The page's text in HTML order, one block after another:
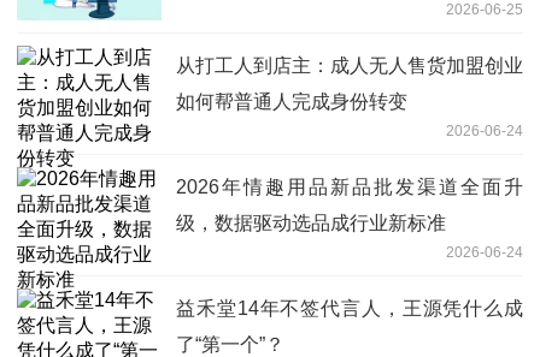
2026-06-25
从打工人到店主：成人无人售货加盟创业
如何帮普通人完成身份转变
2026-06-24
2026年情趣用品新品批发渠道全面升
级，数据驱动选品成行业新标准
2026-06-24
益禾堂14年不签代言人，王源凭什么成
了“第一个”？